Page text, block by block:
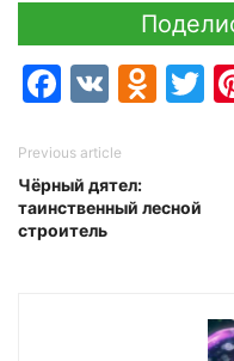
VK
Previous article
Чёрный дятел:
таинственный лесной
строитель